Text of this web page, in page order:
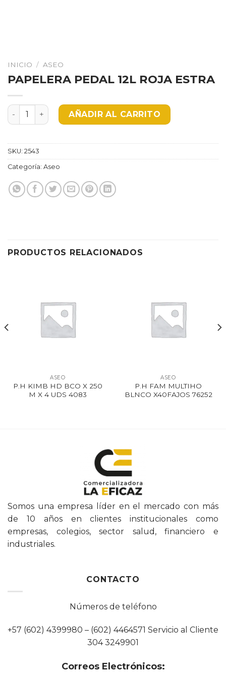
INICIO / ASEO
PAPELERA PEDAL 12L ROJA ESTRA
PAPELERA PEDAL 12L ROJA ESTRA cantidad
AÑADIR AL CARRITO
SKU: 2543
Categoría: Aseo
PRODUCTOS RELACIONADOS
ASEO
P.H KIMB HD BCO X 250
M X 4 UDS 4083
ASEO
P.H FAM MULTIHO
BLNCO X40FAJOS 76252
Somos una empresa líder en el mercado con más
de 10 años en clientes institucionales como
empresas, colegios, sector salud, financiero e
industriales.
CONTACTO
Números de teléfono
+57 (602) 4399980 – (602) 4464571 Servicio al Cliente
304 3249901
Correos Electrónicos: